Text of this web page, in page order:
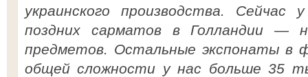
украинского производства.
поздних сарматов в Голландии —
предметов. Остальные экспонаты в
общей сложности у нас больше 35